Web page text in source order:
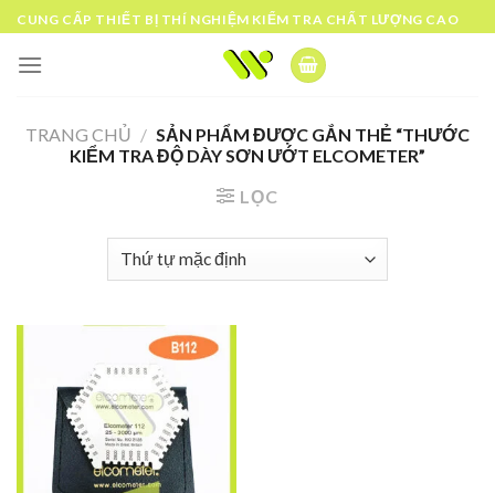
Skip
to
content
CUNG CẤP THIẾT BỊ THÍ NGHIỆM KIỂM TRA CHẤT LƯỢNG CAO
TRANG CHỦ / SẢN PHẨM ĐƯỢC GẮN THẺ “THƯỚC
KIỂM TRA ĐỘ DÀY SƠN ƯỚT ELCOMETER”
LỌC